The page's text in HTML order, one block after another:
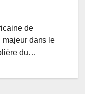
de
majeur dans le
du…